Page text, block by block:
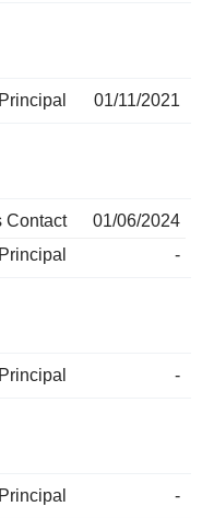
01/11/2021
Contact
01/06/2024
-
-
-